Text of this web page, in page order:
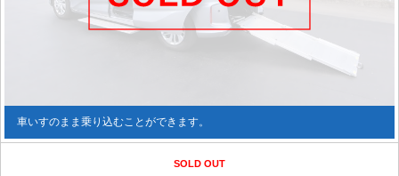
車いすのまま乗り込むことができます。
SOLD OUT